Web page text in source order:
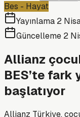
Bes - Hayat
Yayınlama 2
Güncelleme 2
Allianz
BES’te fark
başlatıyor
Allianz Türkiye,